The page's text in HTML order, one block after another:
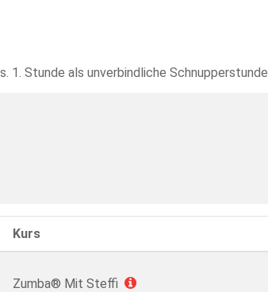
1. Stunde als unverbindliche Schnupperstunde
Kurs
Zumba® Mit Steffi